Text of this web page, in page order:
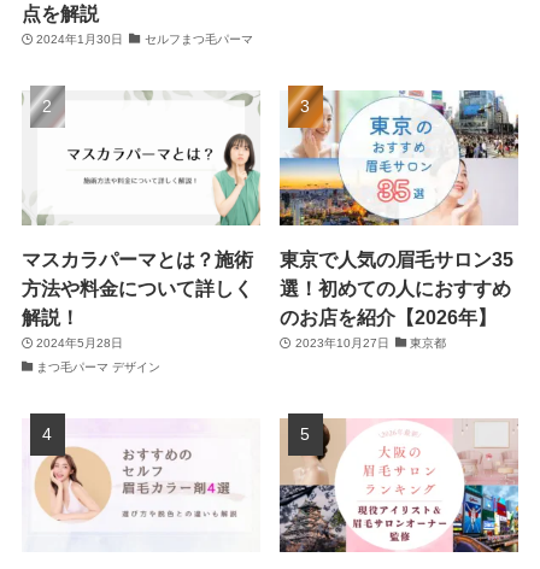
点を解説
2024年1月30日 セルフまつ毛パーマ
マスカラパーマとは？施術
方法や料金について詳しく
解説！
2024年5月28日
まつ毛パーマ デザイン
東京で人気の眉毛サロン35
選！初めての人におすすめ
のお店を紹介【2026年】
2023年10月27日 東京都